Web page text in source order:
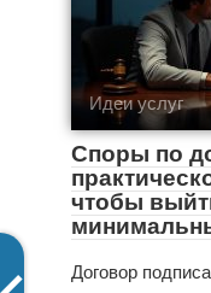
Идеи услуг
Споры по
чтобы
Договор